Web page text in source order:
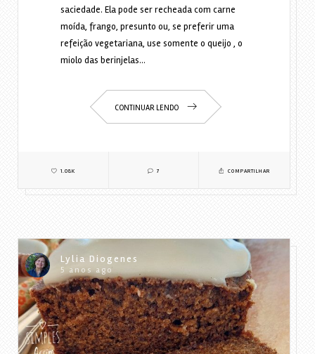
saciedade. Ela pode ser recheada com carne
moída, frango, presunto ou, se preferir uma
refeição vegetariana, use somente o queijo , o
miolo das berinjelas…
CONTINUAR LENDO
1.08K 7 COMPARTILHAR
Lylia Diogenes
5 anos ago